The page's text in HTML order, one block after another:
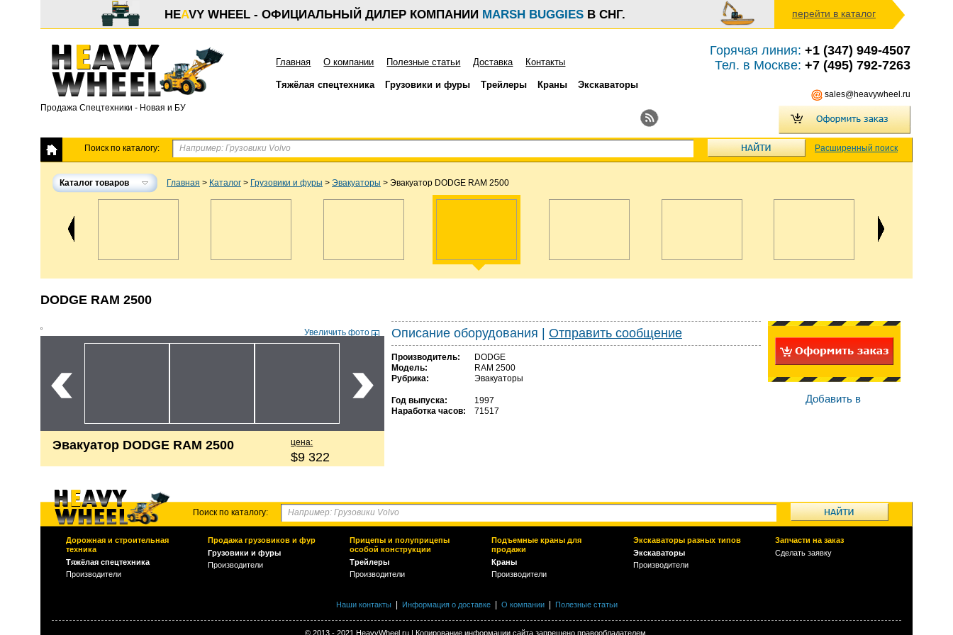
HEAVY WHEEL - ОФИЦИАЛЬНЫЙ ДИЛЕР КОМПАНИИ MARSH BUGGIES В СНГ. перейти в каталог
Продажа Спецтехники - Новая и БУ
Главная О компании Полезные статьи Доставка Контакты
Тяжёлая спецтехника Грузовики и фуры Трейлеры Краны Экскаваторы
Горячая линия: +1 (347) 949-4507
Тел. в Москве: +7 (495) 792-7263
sales@heavywheel.ru
Поиск по каталогу: Расширенный поиск
Каталог товаров Главная > Каталог > Грузовики и фуры > Эвакуаторы > Эвакуатор DODGE RAM 2500
DODGE RAM 2500
Увеличить фото
Эвакуатор DODGE RAM 2500 цена:
$9 322
Описание оборудования Отправить сообщение
Производитель:
DODGE
Модель:
RAM 2500
Рубрика:
Эвакуаторы
Год выпуска:
1997
Наработка часов:
71517
Добавить в
Поиск по каталогу:
Дорожная и строительная
техника
Тяжёлая спецтехника
Производители
Продажа грузовиков и фур
Грузовики и фуры
Производители
Прицепы и полуприцепы
особой конструкции
Трейлеры
Производители
Подъемные краны для
продажи
Краны
Производители
Экскаваторы разных типов
Экскаваторы
Производители
Запчасти на заказ
Сделать заявку
Наши контакты Информация о доставке О компании Полезные статьи
© 2013 - 2021 HeavyWheel.ru | Копирование информации сайта запрещено правообладателем.